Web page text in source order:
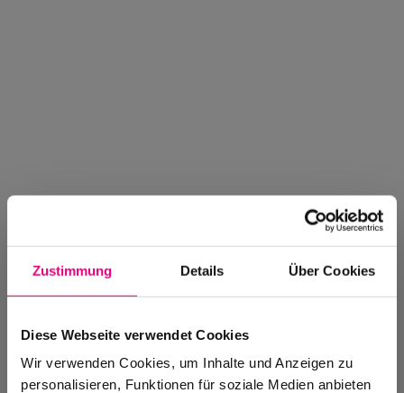
Zustimmung Details Über Cookies
Diese Webseite verwendet Cookies
Wir verwenden Cookies, um Inhalte und Anzeigen zu
personalisieren, Funktionen für soziale Medien anbieten